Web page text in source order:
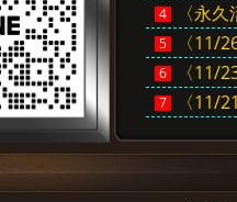
4 〈永
5 〈11/
6 〈11/
7 〈11/